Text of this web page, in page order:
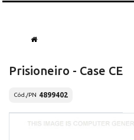
Prisioneiro - Case CE
Cód./PN 4899402